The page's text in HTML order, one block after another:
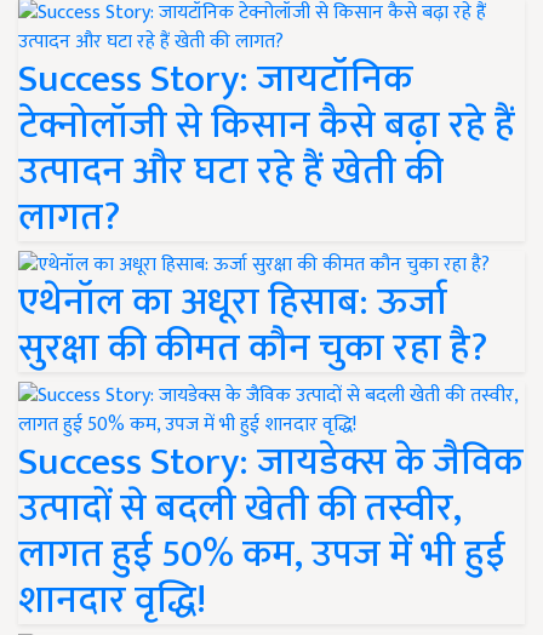
Success Story: जायटॉनिक
टेक्नोलॉजी से किसान कैसे बढ़ा रहे हैं
उत्पादन और घटा रहे हैं खेती की
लागत?
एथेनॉल का अधूरा हिसाब: ऊर्जा
सुरक्षा की कीमत कौन चुका रहा है?
Success Story: जायडेक्स के जैविक
उत्पादों से बदली खेती की तस्वीर,
लागत हुई 50% कम, उपज में भी हुई
शानदार वृद्धि!